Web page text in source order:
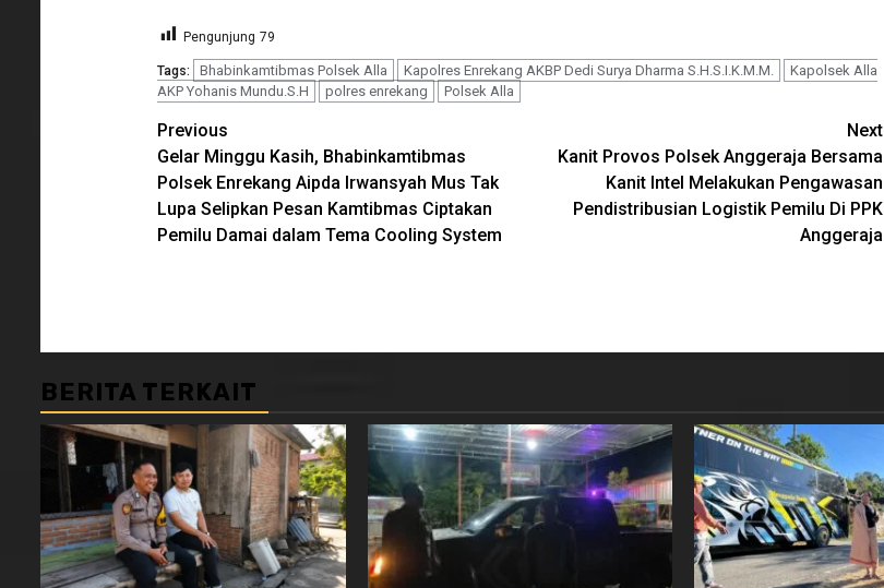
Pengunjung 79
Tags: Bhabinkamtibmas Polsek Alla Kapolres Enrekang AKBP Dedi Surya Dharma S.H.S.I.K.M.M.
Kapolsek Alla
AKP Yohanis Mundu.S.H
polres enrekang Polsek Alla
Continue
Reading
Previous
Gelar Minggu Kasih, Bhabinkamtibmas
Polsek Enrekang Aipda Irwansyah Mus Tak
Lupa Selipkan Pesan Kamtibmas Ciptakan
Pemilu Damai dalam Tema Cooling System
Next
Kanit Provos Polsek Anggeraja Bersama
Kanit Intel Melakukan Pengawasan
Pendistribusian Logistik Pemilu Di PPK
Anggeraja
BERITA TERKAIT